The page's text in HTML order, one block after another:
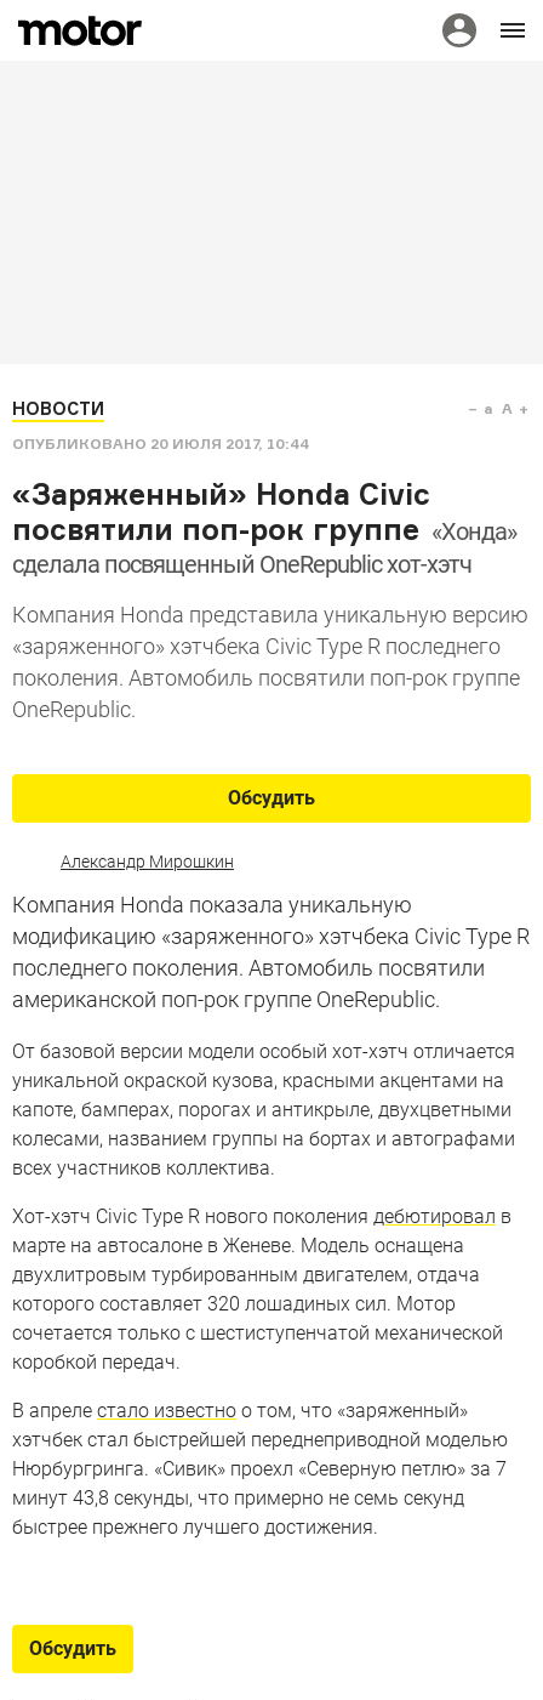
НОВОСТИ
ОПУБЛИКОВАНО 20 ИЮЛЯ 2017, 10:44
a A
«Заряженный» Honda Civic
посвятили поп-рок группе «Хонда»
сделала посвященный OneRepublic хот-хэтч
Компания Honda представила уникальную версию
«заряженного» хэтчбека Civic Type R последнего
поколения. Автомобиль посвятили поп-рок группе
OneRepublic.
Обсудить
Александр Мирошкин
Компания Honda показала уникальную
модификацию «заряженного» хэтчбека Civic Type R
последнего поколения. Автомобиль посвятили
американской поп-рок группе OneRepublic.
От базовой версии модели особый хот-хэтч отличается
уникальной окраской кузова, красными акцентами на
капоте, бамперах, порогах и антикрыле, двухцветными
колесами, названием группы на бортах и автографами
всех участников коллектива.
Хот-хэтч Civic Type R нового поколения дебютировал в
марте на автосалоне в Женеве. Модель оснащена
двухлитровым турбированным двигателем, отдача
которого составляет 320 лошадиных сил. Мотор
сочетается только с шестиступенчатой механической
коробкой передач.
В апреле стало известно о том, что «заряженный»
хэтчбек стал быстрейшей переднеприводной моделью
Нюрбургринга. «Сивик» проехл «Северную петлю» за 7
минут 43,8 секунды, что примерно не семь секунд
быстрее прежнего лучшего достижения.
Десять самых мощных автомобилей с передним
Обсудить